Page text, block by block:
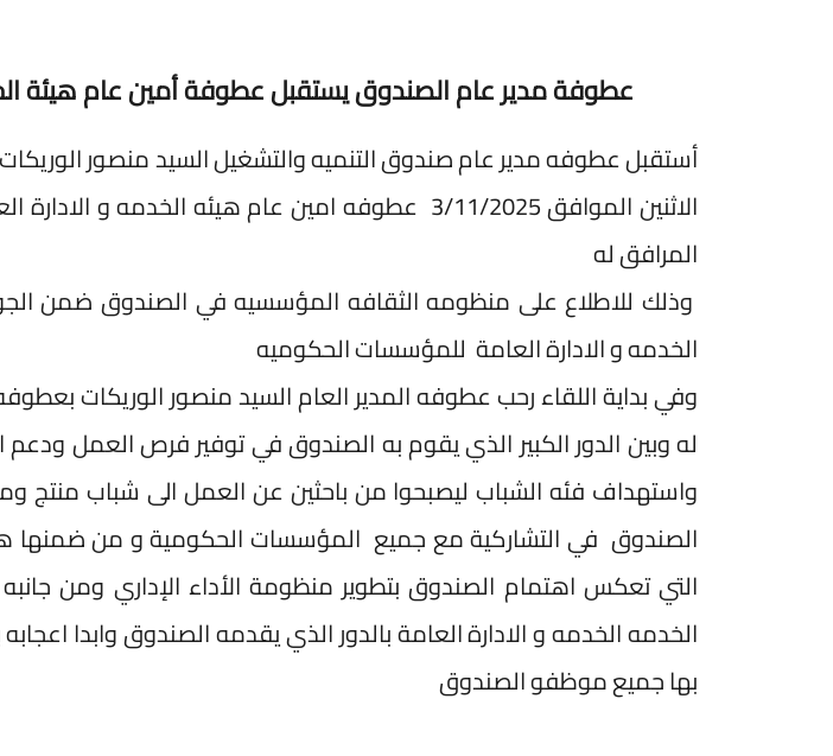
عطوفة مدير عام الصندوق يستقبل عطوفة أمين عام هيئة
أستقبل عطوفه مدير عام صندوق التنميه والتشغيل السيد منصور
الاثنين الموافق 3/11/2025 عطوفه امين عام هيئه الخدمه
المرافق له
وذلك للاطلاع على منظومه الثقافه المؤسسيه في الصندوق ضمن
الخدمه و الادارة العامة للمؤسسات الحكوميه
وفي بداية اللقاء رحب عطوفه المدير العام السيد منصور الوريكات
له وبين الدور الكبير الذي يقوم به الصندوق في توفير فرص العمل
واستهداف فئه الشباب ليصبحوا من باحثين عن العمل الى شباب منتج
الصندوق في التشاركية مع جميع المؤسسات الحكومية و من ضمنها
التي تعكس اهتمام الصندوق بتطوير منظومة الأداء الإداري ومن
الخدمه الخدمه و الادارة العامة بالدور الذي يقدمه الصندوق وابدا
بها جميع موظفو الصندوق